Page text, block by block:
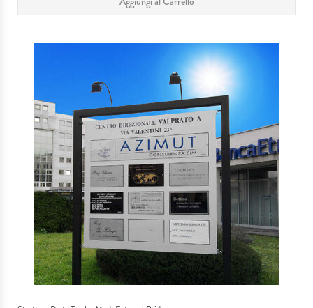
MATRIMONI & EVENTI SPECIALI
SERVIZIO TAGLIO LASER
PLEXIGLASS
I NOSTRI LAVORI